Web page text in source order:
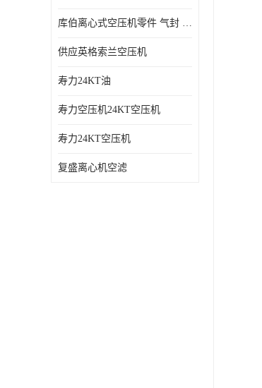
库伯离心式空压机零件 气封 机型 TA6000 TA18 TA9000原厂品质
供应英格索兰空压机
寿力24KT油
寿力空压机24KT空压机
寿力24KT空压机
复盛离心机空滤